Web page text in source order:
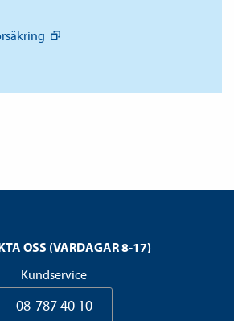
OSS (VARDAGAR 8-17)
Kundservice
08-787 40 10